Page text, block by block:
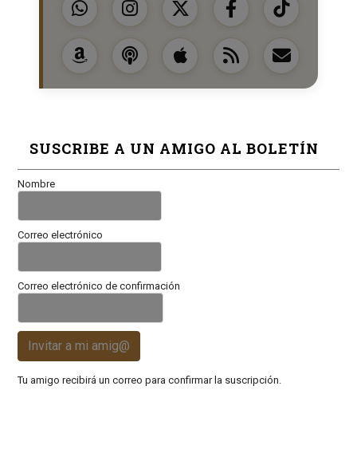
SUSCRIBE A UN AMIGO AL BOLETÍN
Nombre
Correo electrónico
Correo electrónico de confirmación
Invitar a mi amig@
Tu amigo recibirá un correo para confirmar la suscripción.